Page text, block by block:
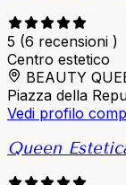
5 (6 recensioni )
Centro estetico
BEAUTY
Piazza della
Vedi profilo
Queen